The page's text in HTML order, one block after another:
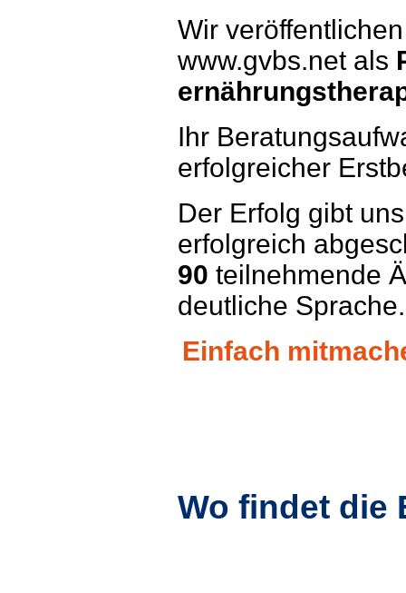
Wir
www.gvbs.net als
Ihr
erfolgreicher
Der Erfolg gibt
erfolgreich
90 teilnehmende
deutliche Sprache.
Einfach
Wo findet die